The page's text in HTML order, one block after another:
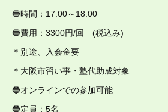
🔵時間：17:00～18:00
🔵費用：3300円/回 (税込み)
＊別途、入会金要
＊大阪市習い事・塾代助成対象
🔵オンラインでの参加可能
🔵定員：5名